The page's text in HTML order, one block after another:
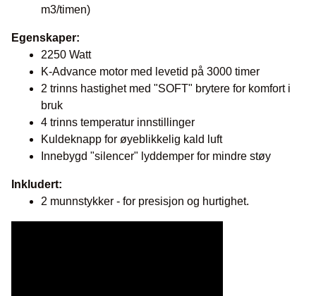
m3/timen)
Egenskaper:
2250 Watt
K-Advance motor med levetid på 3000 timer
2 trinns hastighet med "SOFT" brytere for komfort i
bruk
4 trinns temperatur innstillinger
Kuldeknapp for øyeblikkelig kald luft
Innebygd "silencer" lyddemper for mindre støy
Inkludert:
2 munnstykker - for presisjon og hurtighet.